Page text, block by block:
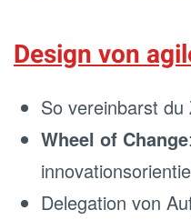
Design von
So vereinbarst du
Wheel of Change
Delegation von